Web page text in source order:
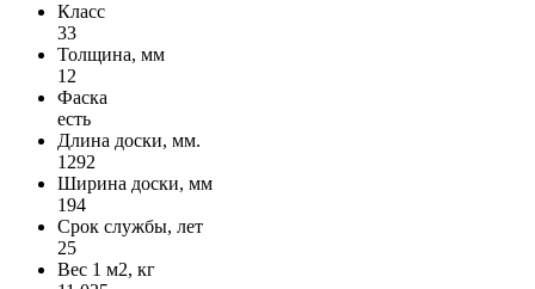
Класс
33
Толщина, мм
12
Фаска
есть
Длина доски, мм.
1292
Ширина доски, мм
194
Срок службы, лет
25
Вес 1 м2, кг